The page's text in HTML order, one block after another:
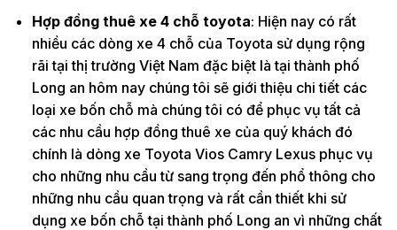
Hợp đồng thuê xe 4 chỗ toyota: Hiện nay có rất
nhiều các dòng xe 4 chỗ của Toyota sử dụng rộng
rãi tại thị trường Việt Nam đặc biệt là tại thành phố
Long an hôm nay chúng tôi sẽ giới thiệu chi tiết các
loại xe bốn chỗ mà chúng tôi có để phục vụ tất cả
các nhu cầu hợp đồng thuê xe của quý khách đó
chính là dòng xe Toyota Vios Camry Lexus phục vụ
cho những nhu cầu từ sang trọng đến phổ thông cho
những nhu cầu quan trọng và rất cần thiết khi sử
dụng xe bốn chỗ tại thành phố Long an vì những chất